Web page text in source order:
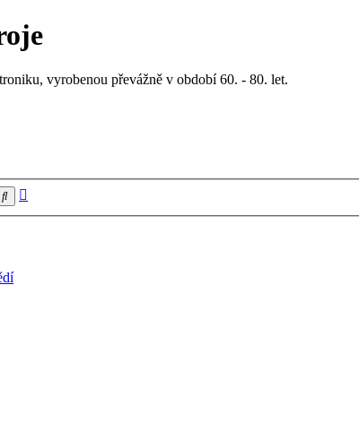
vyrobenou převážně v období 60. - 80. let.
Hledat